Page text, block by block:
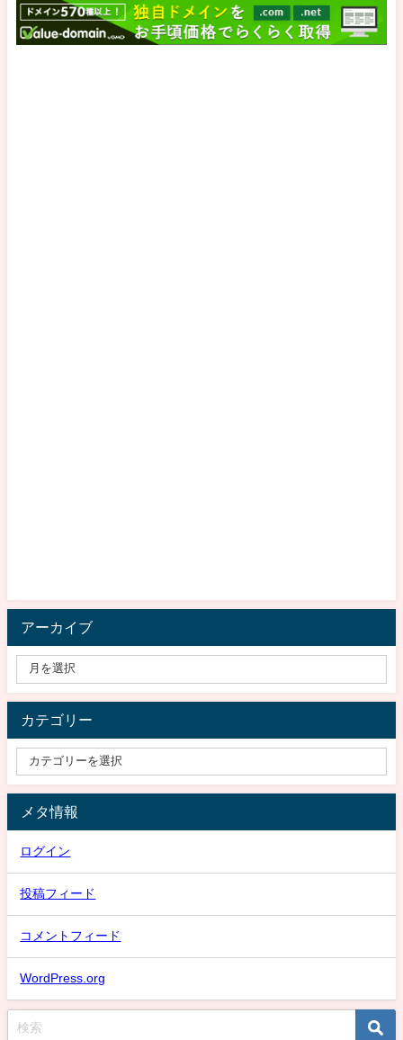
アーカイブ
カテゴリー
メタ情報
ログイン
投稿フィード
コメントフィード
WordPress.org